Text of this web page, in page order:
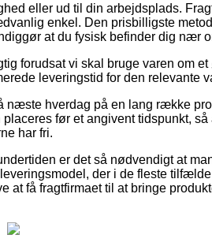
eller ud til din arbejdsplads.
enkel. Den prisbilligste
at du fysisk befinder dig nær
forudsat vi skal bruge varen om
leveringstid for den relevante
næste hverdag på en lang række
før et angivent tidspunkt, så
har fri.
er det så nødvendigt at
der i de fleste
at få fragtfirmaet til at bringe